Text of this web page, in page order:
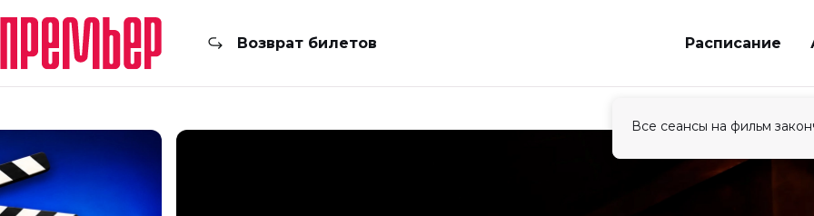
Возврат билетов Расписание
Все сеансы на фильм